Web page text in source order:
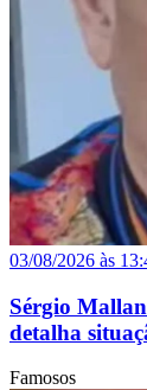
03/08/2026 às
Sérgio
detalha
Famosos